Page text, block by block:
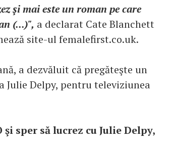
şi mai este un roman pe care
(...)", a declarat Cate Blanchett
site-ul femalefirst.co.uk.
a dezvăluit că pregăteşte un
Delpy, pentru televiziunea
sper să lucrez cu Julie Delpy,